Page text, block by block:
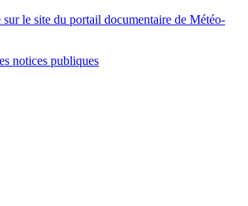
sur le site du portail documentaire de Météo-
notices publiques